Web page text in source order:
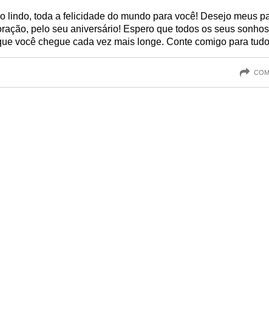
lindo, toda a felicidade do mundo para você! Desejo meus
pelo seu aniversário! Espero que todos os seus
você chegue cada vez mais longe. Conte comigo para